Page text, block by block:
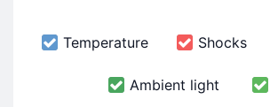
Temperature Shocks
Ambient light